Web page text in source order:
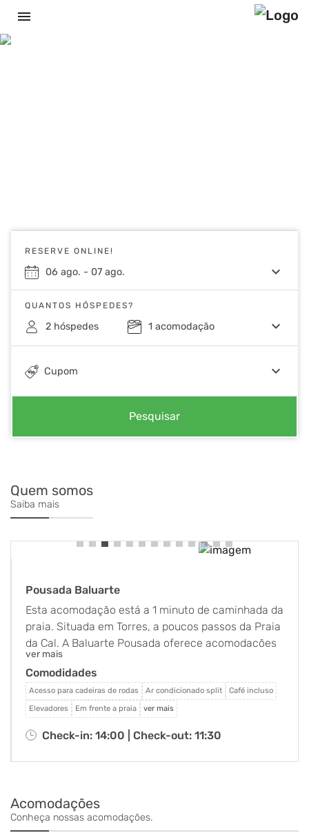
menu
RESERVE ONLINE!
06 ago. - 07 ago. keyboard_arrow_down
QUANTOS HÓSPEDES?
2 hóspedes 1 acomodação keyboard_arrow_down
Cupom keyboard_arrow_down
Pesquisar
Quem somos
Saiba mais
Pousada Baluarte
Esta acomodação está a 1 minuto de caminhada da
praia. Situada em Torres, a poucos passos da Praia
da Cal. A Baluarte Pousada oferece acomodações
com restaurante, estacionamento privativo
gratuito, bar e lounge compartilhado. Com um
jardim, a pousada fica perto de várias atrações
famosas, a cerca de 500 metros da prainha, a
menos de 1 km da guarita e a 1,8 km da estação
rodoviária de Torres. A pousada oferece vista da
montanha, terraço ao ar livre, recepção 24 horas e
plana, banheiro privativo, roupa de cama, toalhas e
varanda com vista do mar. Todos os quartos
ver mais
Comodidades
Acesso para cadeiras de rodas Ar condicionado split
Café incluso
Elevadores
Em frente a praia ver mais
Check-in: 14:00 | Check-out: 11:30
Acomodações
Conheça nossas acomodações.